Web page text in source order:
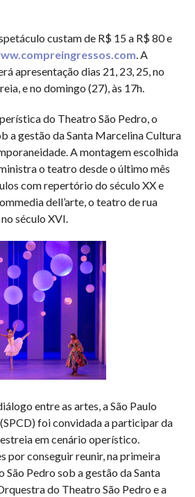
custam de R$ 15 a R$ 80 e
. A
apresentação dias 21, 23, 25, no
e no domingo (27), às 17h.
do Theatro São Pedro, o
a gestão da Santa Marcelina Cultura
A montagem escolhida
o teatro desde o último mês
com repertório do século XX e
dell’arte, o teatro de rua
século XVI.
entre as artes, a São Paulo
foi convidada a participar da
em cenário operístico.
por conseguir reunir, na primeira
Pedro sob a gestão da Santa
do Theatro São Pedro e a